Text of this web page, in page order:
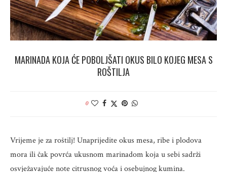
MARINADA KOJA ĆE POBOLJŠATI OKUS BILO KOJEG MESA S
ROŠTILJA
0
Vrijeme je za roštilj! Unaprijedite okus mesa, ribe i plodova
mora ili čak povrća ukusnom marinadom koja u sebi sadrži
osvježavajuće note citrusnog voća i osebujnog kumina.